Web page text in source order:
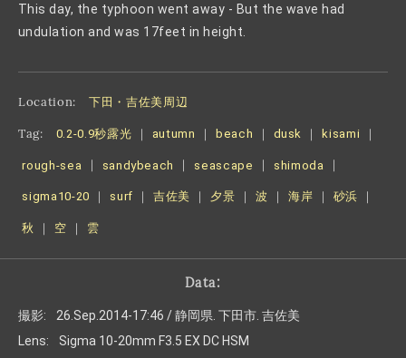
This day, the typhoon went away - But the wave had
undulation and was 17feet in height.
Location: 下田・吉佐美周辺
Tag: 0.2-0.9秒露光 ｜ autumn ｜ beach ｜ dusk ｜ kisami ｜
rough-sea ｜ sandybeach ｜ seascape ｜ shimoda ｜
sigma10-20 ｜ surf ｜ 吉佐美 ｜ 夕景 ｜ 波 ｜ 海岸 ｜ 砂浜 ｜
秋 ｜ 空 ｜ 雲
Data:
撮影:
26.Sep.2014-17:46 / 静岡県. 下田市. 吉佐美
Lens:
Sigma 10-20mm F3.5 EX DC HSM